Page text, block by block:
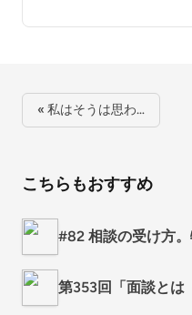
« 私はそうは思わ…
こちらもおすすめ
#82 相談の受け方。
第353回「面談とは